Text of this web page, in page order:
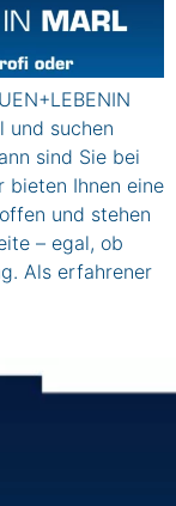
und suchen
sind Sie bei
bieten Ihnen eine
und stehen
– egal, ob
Als erfahrener